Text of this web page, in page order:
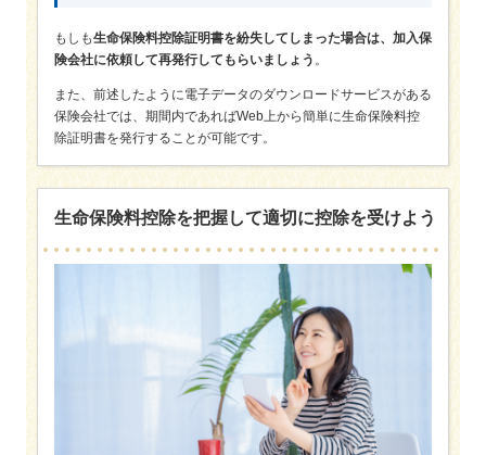
もしも生命保険料控除証明書を紛失してしまった場合は、加入保
険会社に依頼して再発行してもらいましょう 。
また、前述したように電子データのダウンロードサービスがある
保険会社では、期間内であればWeb上から簡単に生命保険料控
除証明書を発行することが可能です。
生命保険料控除を把握して適切に控除を受けよう